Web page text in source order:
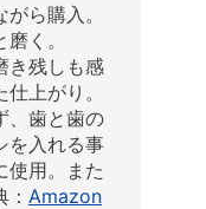
ら購入。
く。
き残しも感
上がり。
、歯と歯の
を入れる事
使用。また
Amazon